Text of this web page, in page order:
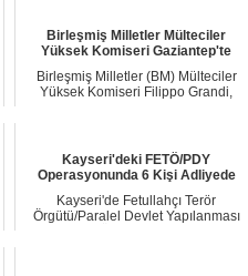
Birleşmiş Milletler Mülteciler
Yüksek Komiseri Gaziantep'te
Birleşmiş Milletler (BM) Mülteciler
Yüksek Komiseri Filippo Grandi,
Kayseri'deki FETÖ/PDY
Operasyonunda 6 Kişi Adliyede
Kayseri'de Fetullahçı Terör
Örgütü/Paralel Devlet Yapılanması